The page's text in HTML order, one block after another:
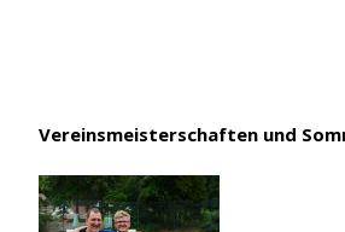
Vereinsmeisterschaften und